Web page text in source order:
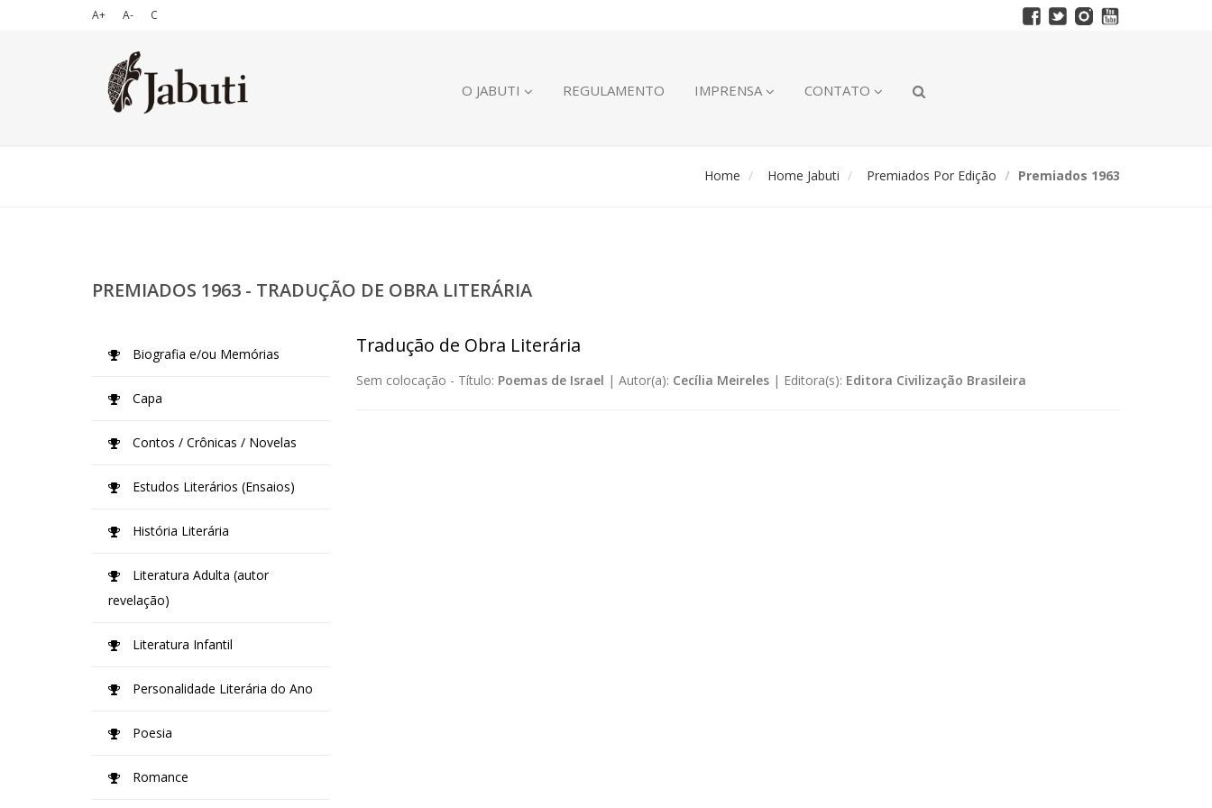
A+ A- C
O JABUTI REGULAMENTO IMPRENSA CONTATO
Home Home Jabuti Premiados Por Edição Premiados 1963
PREMIADOS 1963 - TRADUÇÃO DE OBRA LITERÁRIA
Tradução de Obra Literária
Sem colocação - Título: Poemas de Israel | Autor(a): Cecília Meireles| Editora(s): Editora Civilização Brasileira
Biografia e/ou Memórias
Capa
Contos / Crônicas / Novelas
Estudos Literários (Ensaios)
História Literária
Literatura Adulta (autor
revelação)
Literatura Infantil
Personalidade Literária do Ano
Poesia
Romance